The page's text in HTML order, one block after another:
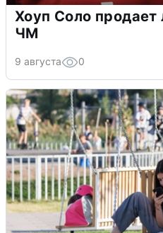
Хоуп Соло
ЧМ
9 августа 0